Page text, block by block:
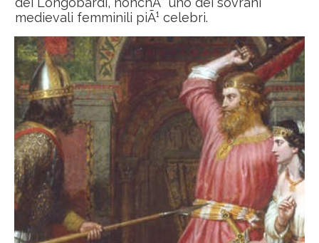
medievali femminili piÃ¹ celebri.